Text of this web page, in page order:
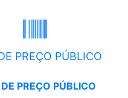
PREÇO PÚBLICO
PREÇO PÚBLICO